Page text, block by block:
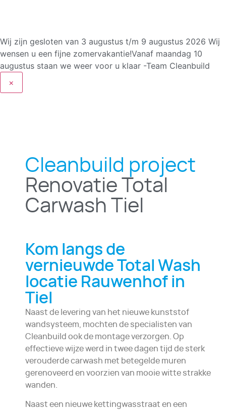
Wij zijn gesloten van 3 augustus t/m 9 augustus 2026 Wij
wensen u een fijne zomervakantie!Vanaf maandag 10
augustus staan we weer voor u klaar -Team Cleanbuild
×
Cleanbuild project
Renovatie Total
Carwash Tiel
Kom langs de
vernieuwde Total Wash
locatie Rauwenhof in
Tiel
Naast de levering van het nieuwe kunststof
wandsysteem, mochten de specialisten van
Cleanbuild ook de montage verzorgen. Op
effectieve wijze werd in twee dagen tijd de sterk
verouderde carwash met betegelde muren
gerenoveerd en voorzien van mooie witte strakke
wanden.
Naast een nieuwe kettingwasstraat en een